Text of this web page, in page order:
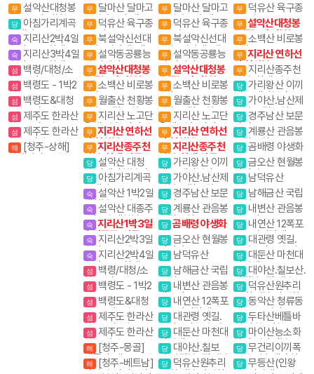
무 설악산대청봉
공룡능선 서북능
선 백담사
당 아침가리계곡
트레킹
숙 지리산2박4일
숙박종주(화대.성
중)
숙 지리산3박4일
숙박종주(화대종
주)
섬 백령/대청/소
청- 3박4일
섬 백령도 - 1박2
일
섬 백령도&대청
도 - 2박3일
섬 제주도 한라산
항공 1박2일
섬 제주도 한라산
항공 당일
해 [청주-상해]
상해관광 4일 / 상
무 달마산 달마고
도길 수국축제
무 덕유산 육구종
주. 영구종주
무 북설악신선대
일출(성인대) 내설
악 4암자길
무 설악동공룡능
선 설악산 공룡능
선(설악동출발)
무 설악산대청봉
공룡능선 서북능
선 백담사
무 소백산 비로봉
일출
무 월출산 천황봉
일출 국립공원
무 지리산 노고단
운해 일출 반야봉
뱀사골계곡
무 지리산 연하선
경 천왕봉
무 지리산종주천
왕봉(화대.성중)
당 설악산 대청
봉.귀때기청봉진
달래.흘림골 강원
20대명산
당 아침가리계곡
트레킹
숙 설악산 1박2일
대청봉.공룡능선
(갈땐 시외버스이
용)
숙 설악산 대종주
1박3일 대청봉.공
룡능선 서북능선
숙 지리산1박3일
숙박종주(성중.화
대)
숙 지리산2박3일
숙박종주(성중,성
대)
숙 지리산2박4일
숙박종주(화대.성
중)
섬 백령/대청/소
청- 3박4일
섬 백령도 - 1박2
일
섬 백령도&대청
도 - 2박3일
섬 제주도 한라산
항공 1박2일
섬 제주도 한라산
항공 당일
해 [청주-몽골]
테를지(게르) 5일
해 [청주-베트남]
무 달마산 달마고
도길 수국축제
무 덕유산 육구종
주. 영구종주
무 북설악신선대
일출(성인대) 내설
악 4암자길
무 설악동공룡능
선 설악산 공룡능
선(설악동출발)
무 설악산대청봉
공룡능선 서북능
선 백담사
무 소백산 비로봉
일출
무 월출산 천황봉
일출 국립공원
무 지리산 노고단
운해 일출 반야봉
뱀사골계곡
무 지리산 연하선
경 천왕봉
무 지리산종주천
왕봉(화대.성중)
당 가리왕산 이끼
계곡,케이블카(여
행코스)
당 가야산.남산제
일봉 국립공원
당 경주남산 보문
단지
당 계룡산 관음봉
국립공원
당 곰배령 야생화
당 금오산 현월봉
약사암
당 남덕유산
당 남해금산 국립
공원
당 내변산 관음봉
내소사
당 내연산 12폭포
소금강전망대
당 대관령 옛길.
금강소나무 숲길
당 대둔산 마천대
진달래
당 대야산.칠보
산.막장봉+장성봉
당 덕유산원추리
무 덕유산 육구종
주. 영구종주
무 설악산대청봉
공룡능선 서북능선
백담사
무 소백산 비로봉
일출
무 지리산 연하선
경 천왕봉
무 지리산종주천
왕봉(화대.성중)
당 가리왕산 이끼
계곡,케이블카(여
행코스)
당 가야산.남산제
일봉 국립공원
당 경주남산 보문
단지
당 계룡산 관음봉
국립공원
당 곰배령 야생화
당 금오산 현월봉
약사암
당 남덕유산
당 남해금산 국립
공원
당 내변산 관음봉
내소사
당 내연산 12폭포
소금강전망대
당 대관령 옛길.
금강소나무 숲길
당 대둔산 마천대
진달래
당 대야산.칠보산.
막장봉+장성봉
당 덕유산원추리
꽃 향적봉 야생화
당 동악산 청류동
계곡. 도림사
당 두타산베틀바
위.마천루협곡
당 마이산능소화
탑사 암마이봉
당 무건리이끼폭
포 추암촛대바위
당 무등산(인왕